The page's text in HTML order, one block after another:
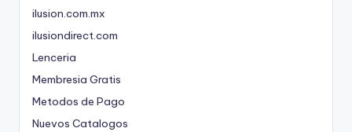
ilusion.com.mx
ilusiondirect.com
Lenceria
Membresia Gratis
Metodos de Pago
Nuevos Catalogos